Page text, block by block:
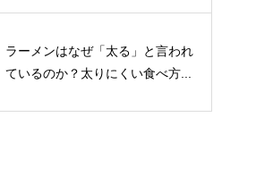
ラーメンはなぜ「太る」と言われ
ているのか？太りにくい食べ方...